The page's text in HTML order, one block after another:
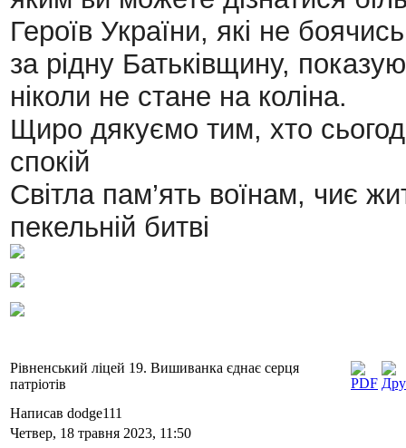
Героїв України, які не
за рідну Батьківщину,
ніколи не стане на коліна.
Щиро дякуємо тим, хто
спокій
Світла пам’ять воїнам, чиє
пекельній битві
Рівненський ліцей 19. Вишиванка єднає серця
патріотів
Написав dodge111
Четвер, 18 травня 2023, 11:50